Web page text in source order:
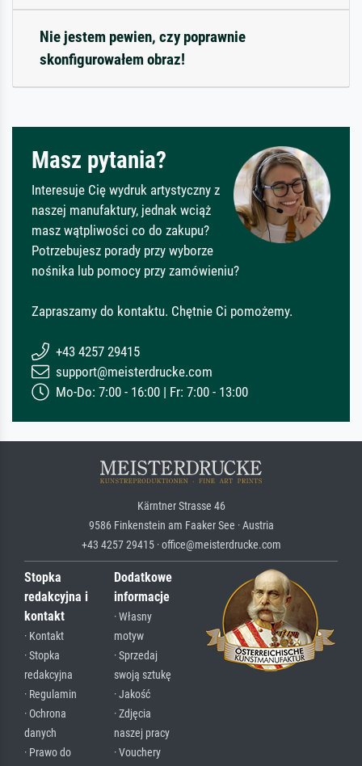
Nie jestem pewien, czy poprawnie
skonfigurowałem obraz!
Masz pytania?
Interesuje Cię wydruk artystyczny z
naszej manufaktury, jednak wciąż
masz wątpliwości co do zakupu?
Potrzebujesz porady przy wyborze
nośnika lub pomocy przy zamówieniu?
Zapraszamy do kontaktu. Chętnie Ci pomożemy.
+43 4257 29415
support@meisterdrucke.com
Mo-Do: 7:00 - 16:00 | Fr: 7:00 - 13:00
Kärntner Strasse 46
9586 Finkenstein am Faaker See · Austria
+43 4257 29415 · office@meisterdrucke.com
Stopka
redakcyjna i
kontakt
· Kontakt
· Stopka
redakcyjna
· Regulamin
· Ochrona
danych
· Prawo do
Dodatkowe
informacje
· Własny
motyw
· Sprzedaj
swoją sztukę
· Jakość
· Zdjęcia
naszej pracy
· Vouchery